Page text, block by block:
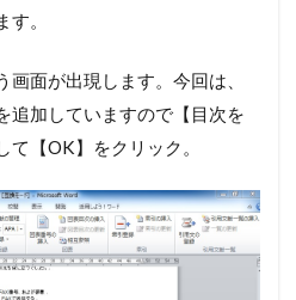
。
面が出現します。今回は、
追加していますので【目次を
【OK】をクリック。